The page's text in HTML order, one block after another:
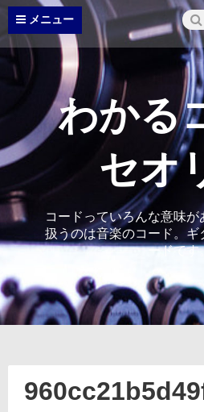
コ
テ
ン
ッ
プ
メニュー
検
索:
わかる
セオ
コードっていろんな意味
扱うのは音楽のコード。ギ
ードです